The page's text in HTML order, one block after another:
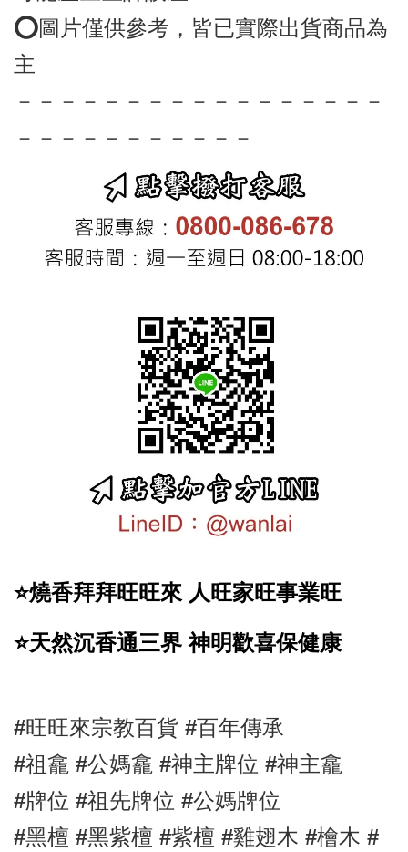
⭕️圖片僅供參考，皆已實際出貨商品為
－－－－－－－－－－－－－－－－－
－－－－－－－－－－－
⭐️燒香拜拜旺旺來 人旺家旺事業旺
⭐️天然沉香通三界 神明歡喜保健康
#旺旺來宗教百貨 #百年傳承
#祖龕 #公媽龕 #神主牌位 #神主龕
#牌位 #祖先牌位 #公媽牌位
#黑檀 #黑紫檀 #紫檀 #雞翅木 #檜木 #